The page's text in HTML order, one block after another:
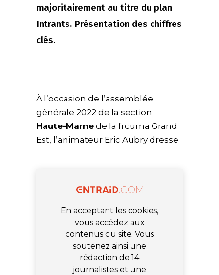
majoritairement au titre du plan
Intrants. Présentation des chiffres
clés.
À l’occasion de l’assemblée
générale 2022 de la section
Haute-Marne de la frcuma Grand
Est, l’animateur Eric Aubry dresse
En acceptant les cookies,
vous accédez aux
contenus du site. Vous
soutenez ainsi une
rédaction de 14
journalistes et une